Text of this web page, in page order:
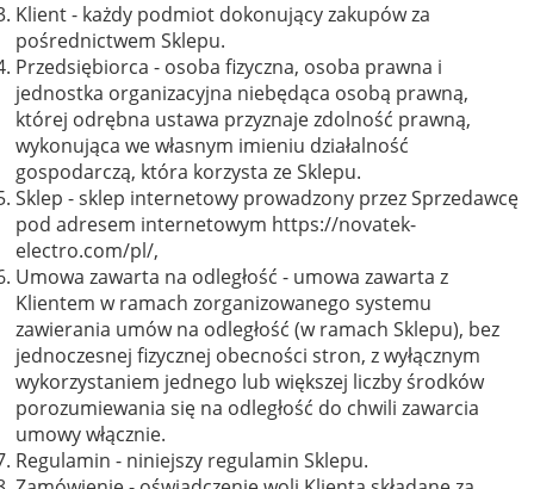
Klient - każdy podmiot dokonujący zakupów za
pośrednictwem Sklepu.
Przedsiębiorca - osoba fizyczna, osoba prawna i
jednostka organizacyjna niebędąca osobą prawną,
której odrębna ustawa przyznaje zdolność prawną,
wykonująca we własnym imieniu działalność
gospodarczą, która korzysta ze Sklepu.
Sklep - sklep internetowy prowadzony przez Sprzedawcę
pod adresem internetowym https://novatek-
electro.com/pl/,
Umowa zawarta na odległość - umowa zawarta z
Klientem w ramach zorganizowanego systemu
zawierania umów na odległość (w ramach Sklepu), bez
jednoczesnej fizycznej obecności stron, z wyłącznym
wykorzystaniem jednego lub większej liczby środków
porozumiewania się na odległość do chwili zawarcia
umowy włącznie.
Regulamin - niniejszy regulamin Sklepu.